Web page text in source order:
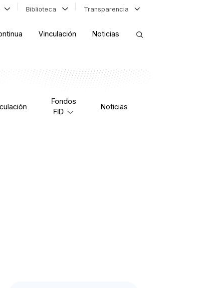
FILTRAR INFORMACIÓN
Biblioteca Transparencia
Vinculación Noticias
Fondos
FID
Noticias